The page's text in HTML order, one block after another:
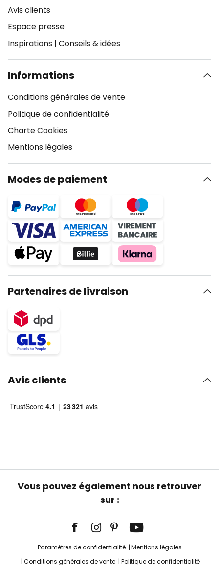
Avis clients
Espace presse
Inspirations | Conseils & idées
Informations
Conditions générales de vente
Politique de confidentialité
Charte Cookies
Mentions légales
Modes de paiement
Partenaires de livraison
Avis clients
Vous pouvez également nous retrouver
sur :
Paramètres de confidentialité
Mentions légales
Conditions générales de vente
Politique de confidentialité